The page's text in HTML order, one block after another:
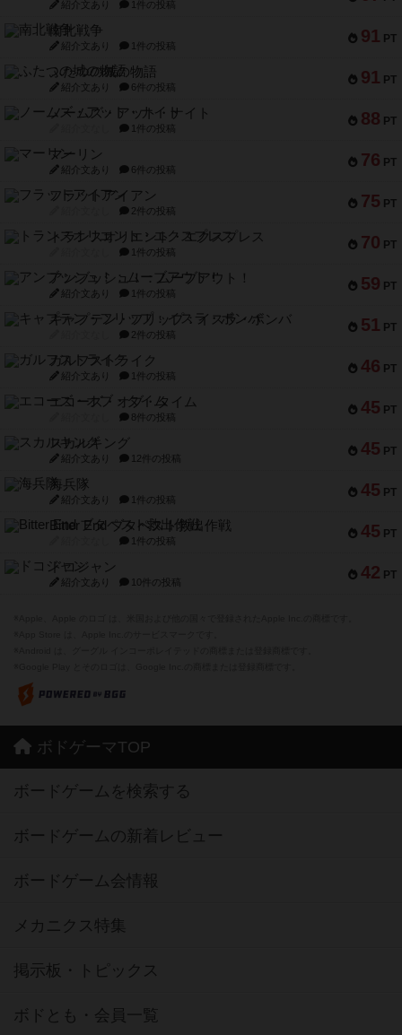
紹介文あり 1件の投稿
91 PT
南北戦争
紹介文あり 1件の投稿
91 PT
ふたつの城の物語
紹介文あり 6件の投稿
88 PT
ノームズ・アット・ナイト
1件の投稿
76 PT
マーリン
紹介文あり 6件の投稿
75 PT
フラットアイアン
2件の投稿
70 PT
トランスオリエント・エクスプレス
1件の投稿
59 PT
アンブッシュ！：ムーブアウト！
紹介文あり 1件の投稿
51 PT
キャプテン・フリップ：イスラ・ボンバ
2件の投稿
46 PT
ガルフストライク
紹介文あり 1件の投稿
45 PT
エコーズ・オブ・タイム
8件の投稿
45 PT
スカルキング
紹介文あり 12件の投稿
45 PT
海兵隊
紹介文あり 1件の投稿
45 PT
Bitter End ブタペスト救出作戦
1件の投稿
42 PT
ドコジャン
紹介文あり 10件の投稿
ボドゲーマTOP
ボードゲームを検索する
ボードゲームの新着レビュー
ボードゲーム会情報
メカニクス特集
掲示板・トピックス
ボドとも・会員一覧